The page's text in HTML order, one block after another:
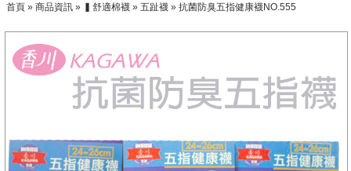
加入會員,即可享有批發價格
首頁» 商品資訊» ▍舒適棉襪» 五趾襪» 抗菌防臭五指健康襪NO.555